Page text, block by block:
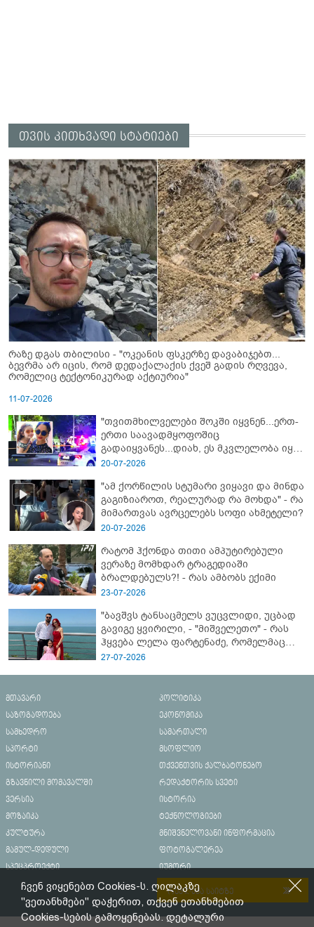
თვის კითხვადი სტატიები
რაზე დგას თბილისი - "ოკეანის ფსკერზე დავაბიჯებთ...
ბევრმა არ იცის, რომ დედაქალაქის ქვეშ გადის რღვევა,
რომელიც ტექტონიკურად აქტიურია"
11-07-2026
"თვითმხილველები შოკში იყვნენ...ერთ-
ერთი საავადმყოფოშიც
გადაიყვანეს...დიახ, ეს მკვლელობა იყო"
- გორში დატრიალებული ტრაგედიის
20-07-2026
"ამ ქორწილის სტუმარი ვიყავი და მინდა
გაგიზიაროთ, რეალურად რა მოხდა" - რა
მიმართვას ავრცელებს სოფი ახმეტელი?
20-07-2026
რატომ ჰქონდა თითი ამპუტირებული
ვერაზე მომხდარ ტრაგედიაში
ბრალდებულს?! - რას ამბობს ექიმი
23-07-2026
"ბავშვს ტანსაცმელს ვუცვლიდი, უცბად
გავიგე ყვირილი, - "მიშველეთო" - რას
ჰყვება ლელა ფარტენაძე, რომელმაც
ბათუმში 16 წლის ბიჭი ზღვაში
27-07-2026
მთავარი
პოლიტიკა
საზოგადოება
ეკონომიკა
სამხედრო
სამართალი
სპორტი
მსოფლიო
ისტორიანი
თქვენთვის ქალბატონებო
გზავნილი მომავალში
რედაქტორის სვეტი
ვერსია
ისტორია
მოზაიკა
ტექნოლოგიები
კულტურა
მნიშვნელოვანი ინფორმაცია
მამულ-დედული
ფოტოგალერეა
სპეცპროექტი
იუმორი
რეკლამა საიტზე
ჩვენ ვიყენებთ Cookies-ს. ღილაკზე
"ვეთანხმები" დაჭერით, თქვენ ეთანხმებით
Cookies-სების გამოყენებას. დეტალური